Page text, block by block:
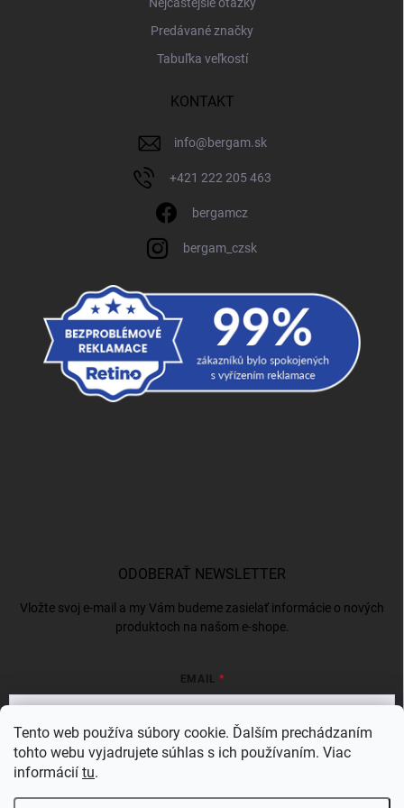
Tento web používa súbory cookie. Ďalším prechádzaním
tohto webu vyjadrujete súhlas s ich používaním. Viac
informácií tu.
Predávané značky
Tabuľka veľkostí
KONTAKT
info@bergam.sk
+421 222 205 463
bergamcz
bergam_czsk
ODOBERAŤ NEWSLETTER
Vložte svoj e-mail a my Vám budeme zasielať informácie o nových
produktoch na našom e-shope.
EMAIL
Vložením e-mailu súhlasíte s
Prihlásiť sa